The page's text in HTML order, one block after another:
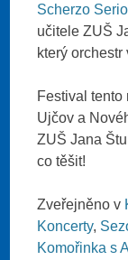
Scherzo
učitele ZUŠ
který
Festival
Ujčov a
ZUŠ Jana
co těšit!
Zveřejněno v
Koncerty,
Komořinka s